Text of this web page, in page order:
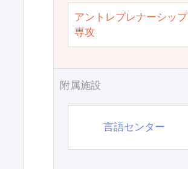
アントレプレナーシップ
専攻
附属施設
言語センター